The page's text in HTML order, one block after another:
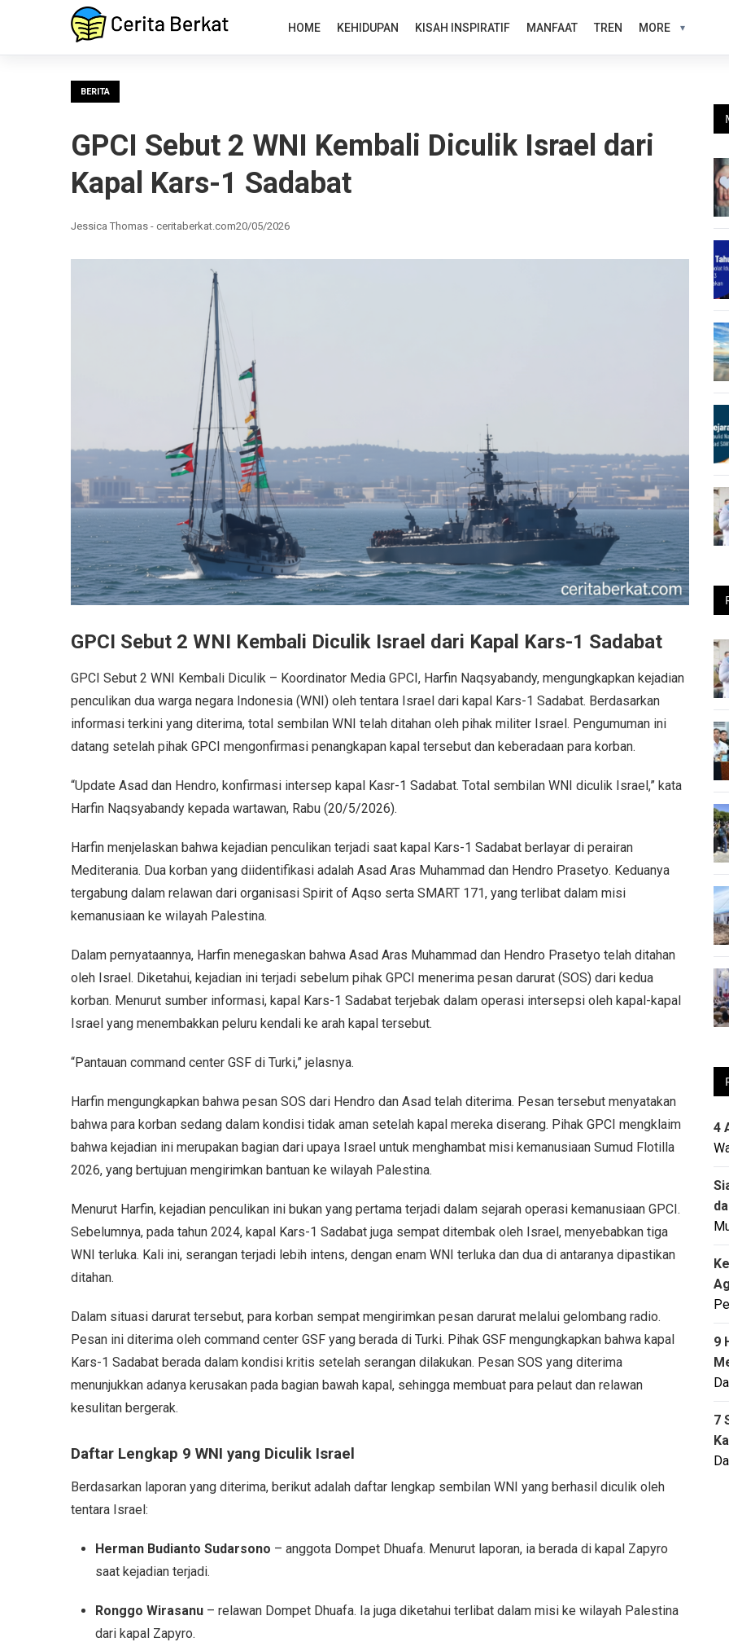
HOME KEHIDUPAN KISAH INSPIRATIF MANFAAT TREN MORE
BERITA
GPCI Sebut 2 WNI Kembali Diculik Israel dari
Kapal Kars-1 Sadabat
Jessica Thomas - ceritaberkat.com20/05/2026
GPCI Sebut 2 WNI Kembali Diculik Israel dari Kapal Kars-1 Sadabat
GPCI Sebut 2 WNI Kembali Diculik – Koordinator Media GPCI, Harfin Naqsyabandy, mengungkapkan kejadian
penculikan dua warga negara Indonesia (WNI) oleh tentara Israel dari kapal Kars-1 Sadabat. Berdasarkan
informasi terkini yang diterima, total sembilan WNI telah ditahan oleh pihak militer Israel. Pengumuman ini
datang setelah pihak GPCI mengonfirmasi penangkapan kapal tersebut dan keberadaan para korban.
“Update Asad dan Hendro, konfirmasi intersep kapal Kasr-1 Sadabat. Total sembilan WNI diculik Israel,” kata
Harfin Naqsyabandy kepada wartawan, Rabu (20/5/2026).
Harfin menjelaskan bahwa kejadian penculikan terjadi saat kapal Kars-1 Sadabat berlayar di perairan
Mediterania. Dua korban yang diidentifikasi adalah Asad Aras Muhammad dan Hendro Prasetyo. Keduanya
tergabung dalam relawan dari organisasi Spirit of Aqso serta SMART 171, yang terlibat dalam misi
kemanusiaan ke wilayah Palestina.
Dalam pernyataannya, Harfin menegaskan bahwa Asad Aras Muhammad dan Hendro Prasetyo telah ditahan
oleh Israel. Diketahui, kejadian ini terjadi sebelum pihak GPCI menerima pesan darurat (SOS) dari kedua
korban. Menurut sumber informasi, kapal Kars-1 Sadabat terjebak dalam operasi intersepsi oleh kapal-kapal
Israel yang menembakkan peluru kendali ke arah kapal tersebut.
“Pantauan command center GSF di Turki,” jelasnya.
Harfin mengungkapkan bahwa pesan SOS dari Hendro dan Asad telah diterima. Pesan tersebut menyatakan
bahwa para korban sedang dalam kondisi tidak aman setelah kapal mereka diserang. Pihak GPCI mengklaim
bahwa kejadian ini merupakan bagian dari upaya Israel untuk menghambat misi kemanusiaan Sumud Flotilla
2026, yang bertujuan mengirimkan bantuan ke wilayah Palestina.
Menurut Harfin, kejadian penculikan ini bukan yang pertama terjadi dalam sejarah operasi kemanusiaan GPCI.
Sebelumnya, pada tahun 2024, kapal Kars-1 Sadabat juga sempat ditembak oleh Israel, menyebabkan tiga
WNI terluka. Kali ini, serangan terjadi lebih intens, dengan enam WNI terluka dan dua di antaranya dipastikan
ditahan.
Dalam situasi darurat tersebut, para korban sempat mengirimkan pesan darurat melalui gelombang radio.
Pesan ini diterima oleh command center GSF yang berada di Turki. Pihak GSF mengungkapkan bahwa kapal
Kars-1 Sadabat berada dalam kondisi kritis setelah serangan dilakukan. Pesan SOS yang diterima
menunjukkan adanya kerusakan pada bagian bawah kapal, sehingga membuat para pelaut dan relawan
kesulitan bergerak.
Daftar Lengkap 9 WNI yang Diculik Israel
Berdasarkan laporan yang diterima, berikut adalah daftar lengkap sembilan WNI yang berhasil diculik oleh
tentara Israel:
Herman Budianto Sudarsono – anggota Dompet Dhuafa. Menurut laporan, ia berada di kapal Zapyro
saat kejadian terjadi.
Ronggo Wirasanu – relawan Dompet Dhuafa. Ia juga diketahui terlibat dalam misi ke wilayah Palestina
dari kapal Zapyro.
4
9
7